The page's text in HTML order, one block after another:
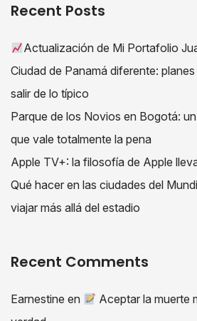
Recent Posts
Actualización de Mi Portafolio
Ciudad de Panamá diferente:
salir de lo típico
Parque de los Novios en Bogotá:
que vale totalmente la pena
Apple TV+: la filosofía de Apple
Qué hacer en las ciudades del
viajar más allá del estadio
Recent Comments
Earnestine en
Aceptar la muerte